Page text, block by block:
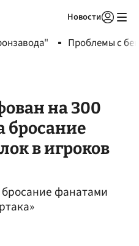
Новости
Проблемы с
на 300
бросание
в игроков
фанатами